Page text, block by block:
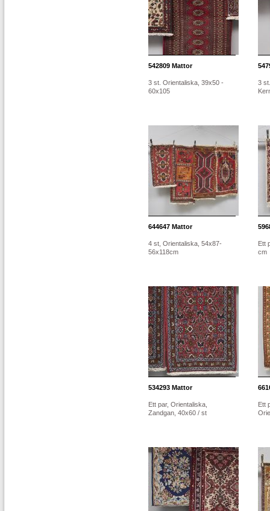
542809 Mattor
3 st. Orientaliska, 39x50 -
60x105
3
644647 Mattor
4 st, Orientaliska, 54x87-
56x118cm
Ett
cm
534293 Mattor
Ett par, Orientaliska,
Zandgan, 40x60 / st
Ett